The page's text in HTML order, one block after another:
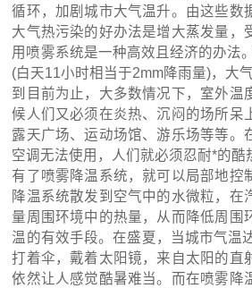
循环，加剧城市大气温升。由这些数
大气热污染的好办法是增大蒸发量，
用喷雾系统是一种高效且经济的办法
(白天11小时相当于2mm降雨量)，大
到目前为止，大多数情况下，室外温
候人们又必须在炎热、沉闷的场所呆
露天广场、运动场馆、游乐场等等。
空调无法使用，人们就必须忍耐*的酷
有了喷雾降温系统，就可以局部地控
降温系统散发到空气中的水微粒，在
量周围环境中的热量，从而降低周围
温的有效手段。在盛夏，当城市气
打着伞，戴着太阳镜，来自太阳的直
依然让人感觉酷暑难当。而在喷雾降